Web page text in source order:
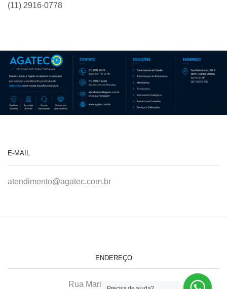
(11) 2916-0778
E-MAIL
atendimento@agatec.com.br
ENDEREÇO
Rua Maria Afonso, 166-A